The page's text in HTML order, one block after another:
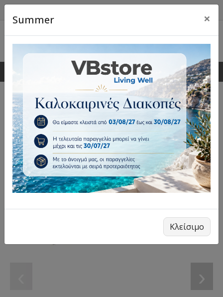
0 0
›
Summer ×
Κλείσιμο